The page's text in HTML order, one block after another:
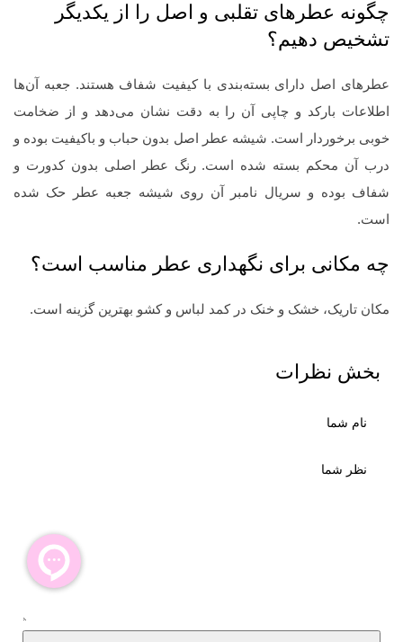
چگونه عطرهای تقلبی و اصل را از یکدیگر
تشخیص دهیم؟
عطرهای اصل دارای بسته‌بندی با کیفیت شفاف هستند. جعبه آن‌ها
اطلاعات بارکد و چاپی آن را به دقت نشان می‌دهد و از ضخامت
خوبی برخوردار است. شیشه عطر اصل بدون حباب و باکیفیت بوده و
درب آن محکم بسته شده است. رنگ عطر اصلی بدون کدورت و
شفاف بوده و سریال نامبر آن روی شیشه جعبه عطر حک شده
است.
چه مکانی برای نگهداری عطر مناسب است؟
مکان تاریک، خشک و خنک در کمد لباس و کشو بهترین گزینه است.
بخش نظرات